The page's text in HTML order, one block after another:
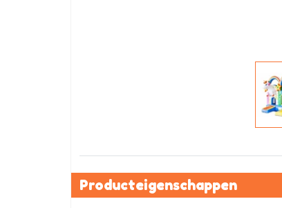
Producteigenschappen